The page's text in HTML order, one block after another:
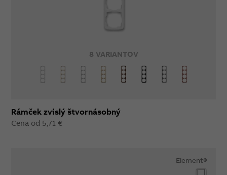
8 VARIANTOV
Rámček zvislý štvornásobný
Cena od 5,71 €
Element®